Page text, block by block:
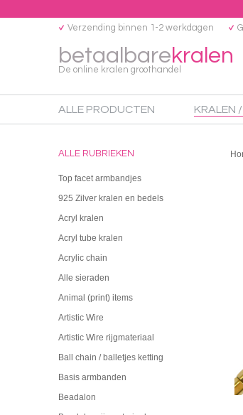
betaalbarekralen
De online kralen groothandel
Verzending binnen 1-2 werkdagen
ALLE PRODUCTEN KRALEN
ALLE RUBRIEKEN
Top facet armbandjes
925 Zilver kralen en bedels
Acryl kralen
Acryl tube kralen
Acrylic chain
Alle sieraden
Animal (print) items
Artistic Wire
Artistic Wire rijgmateriaal
Ball chain / balletjes ketting
Basis armbanden
Beadalon